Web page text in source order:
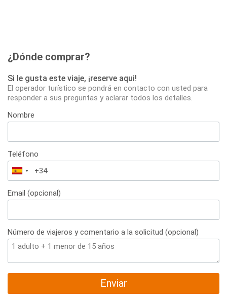
¿Dónde comprar?
Si le gusta este viaje, ¡reserve aqui!
El operador turístico se pondrá en contacto con usted para
responder a sus preguntas y aclarar todos los detalles.
Nombre
Teléfono
España
+34
Email (opcional)
Número de viajeros y comentario a la solicitud (opcional)
Enviar